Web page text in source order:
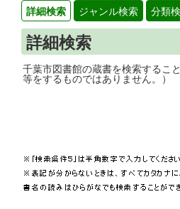
詳細検索 ジャンル検索 分類
詳細検索
千葉市図書館の蔵書
等をするものではありません。）